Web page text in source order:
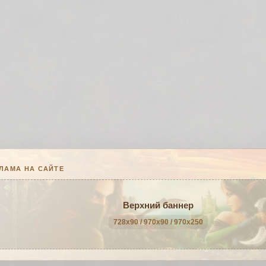
НА САЙТЕ
Верхний баннер
728x90 / 970x90 / 970x250